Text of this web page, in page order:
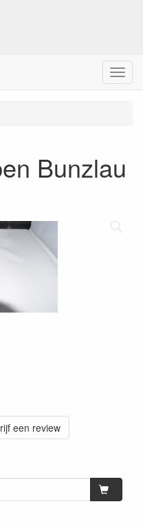
Menu
Bunzlau
een review